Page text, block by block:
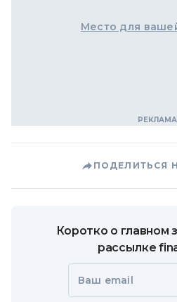
Место для
ПОДЕЛИТЬСЯ
Коротко о главном
рассылке
Ваш email